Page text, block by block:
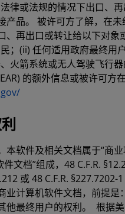
律或法规的情况下出口、
产品。 被许可方了解，在
、再出口或转让给以下对
；(ii) 任何适用政府最终用
火箭系统或无人驾驶飞行
的额外信息或被许可
本软件及相关文档属于“商
文档”组成，48 C.F.R.
或 48 C.F.R.
业计算机软件文档，前提
他最终用户的权利。 根据